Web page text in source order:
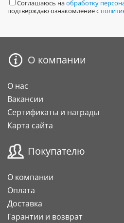
Соглашаюсь наобработку
подтверждаю ознакомление с
О компании
О нас
Вакансии
Сертификаты и награды
Карта сайта
Покупателю
О компании
Оплата
Доставка
Гарантии и возврат